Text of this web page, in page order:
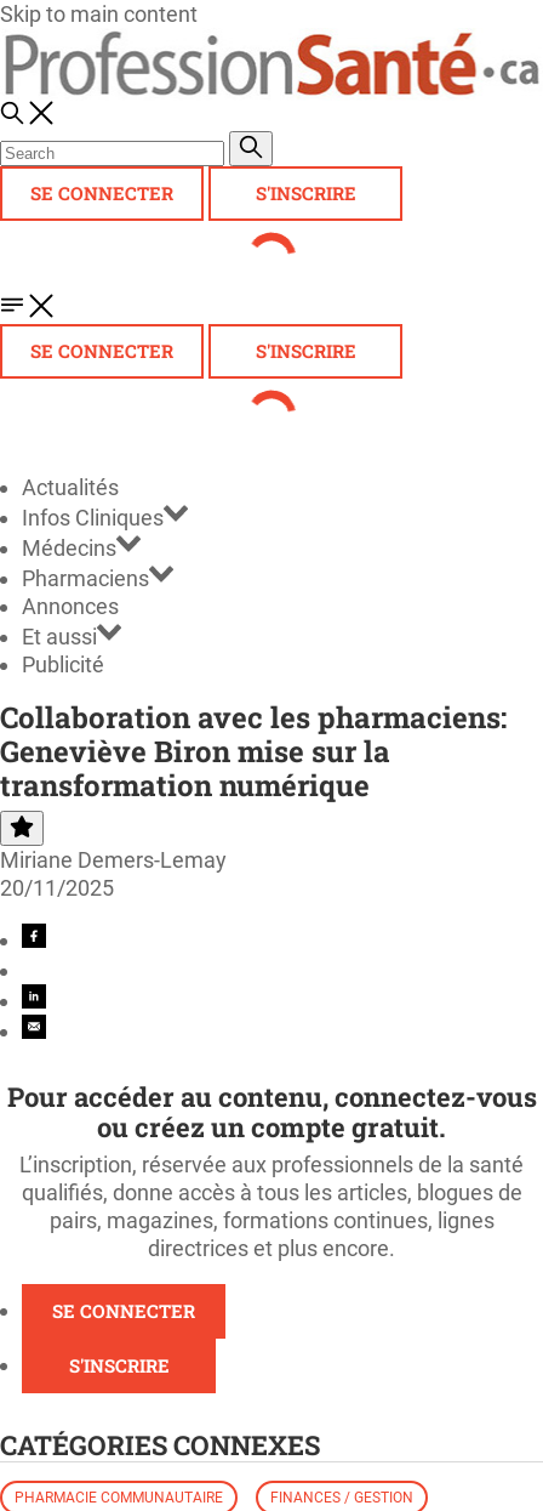
Skip to main content
SE CONNECTER S'INSCRIRE
SE CONNECTER S'INSCRIRE
Actualités
Infos Cliniques
Médecins
Pharmaciens
Annonces
Et aussi
Publicité
Collaboration avec les pharmaciens:
Geneviève Biron mise sur la
transformation numérique
Miriane Demers-Lemay
20/11/2025
Pour accéder au contenu, connectez-vous
ou créez un compte gratuit.
L’inscription, réservée aux professionnels de la santé
qualifiés, donne accès à tous les articles, blogues de
pairs, magazines, formations continues, lignes
directrices et plus encore.
SE CONNECTER
S'INSCRIRE
CATÉGORIES CONNEXES
PHARMACIE COMMUNAUTAIRE FINANCES / GESTION